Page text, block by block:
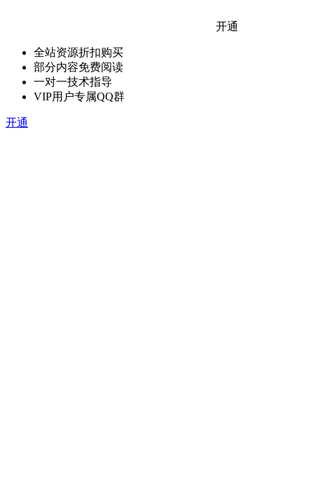
开通
全站资源折扣购买
部分内容免费阅读
一对一技术指导
VIP用户专属QQ群
开通